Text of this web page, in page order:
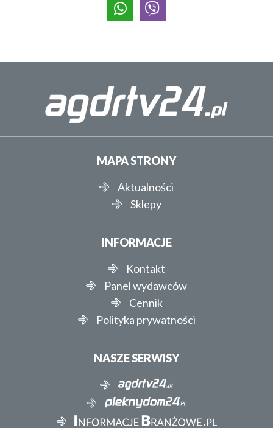
MAPA STRONY
Aktualności
Sklepy
INFORMACJE
Kontakt
Panel wydawców
Cennik
Polityka prywatności
NASZE SERWISY